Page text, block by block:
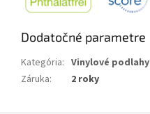
Dodatočné parametre
Kategória: Vinylové podlahy
Záruka: 2 roky